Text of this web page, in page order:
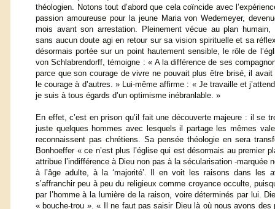
théologien. Notons tout d’abord que cela coïncide avec
passion amoureuse pour la jeune Maria von Wedemeyer,
mois avant son arrestation. Pleinement vécue au plan
sans aucun doute agi en retour sur sa vision spirituelle et sa
désormais portée sur un point hautement sensible, le rôle de
von Schlabrendorff, témoigne : « A la différence de ses
parce que son courage de vivre ne pouvait plus être brisé, il
le courage à d’autres. » Lui-même affirme : « Je travaille et
je suis à tous égards d’un optimisme inébranlable. »
En effet, c’est en prison qu’il fait une découverte majeure : il se
juste quelques hommes avec lesquels il partage les mêmes
reconnaissent pas chrétiens. Sa pensée théologie en sera
Bonhoeffer « ce n’est plus l’église qui est désormais au
attribue l’indifférence à Dieu non pas à la sécularisation -
à l’âge adulte, à la ‘majorité’. Il en voit les raisons dans les
s’affranchir peu à peu du religieux comme croyance occulte,
par l’homme à la lumière de la raison, voire déterminés par lui.
« bouche-trou ». « Il ne faut pas saisir Dieu là où nous avons